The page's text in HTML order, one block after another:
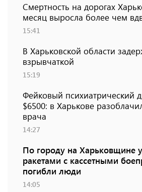
Смертность на дорогах
месяц выросла более чем
15:41
В Харьковской области
взрывчаткой
15:19
Фейковый психиатрический
$6500: в Харькове
врача
14:27
По городу на Харьковщине
ракетами с кассетными
погибли люди
14:05